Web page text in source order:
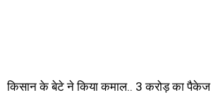
किसान के बेटे ने किया कमाल.. 3 करोड़ का पैकेज